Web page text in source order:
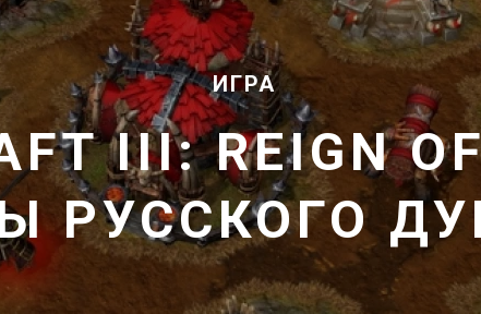
YouTube каналов
Видеорекламы
ИГРА
III: REIGN
—
РУССКОГО